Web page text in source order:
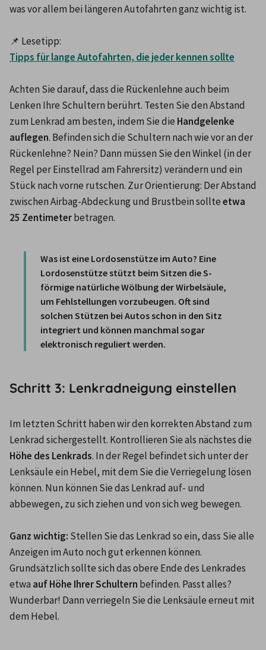
was vor allem bei längeren Autofahrten ganz wichtig ist.
📌 Lesetipp:
Tipps für lange Autofahrten, die jeder kennen sollte
Achten Sie darauf, dass die Rückenlehne auch beim
Lenken Ihre Schultern berührt. Testen Sie den Abstand
zum Lenkrad am besten, indem Sie die Handgelenke
auflegen. Befinden sich die Schultern nach wie vor an der
Rückenlehne? Nein? Dann müssen Sie den Winkel (in der
Regel per Einstellrad am Fahrersitz) verändern und ein
Stück nach vorne rutschen. Zur Orientierung: Der Abstand
zwischen Airbag-Abdeckung und Brustbein sollte etwa
25 Zentimeter
Was ist eine Lordosenstütze im Auto? Eine
Lordosenstütze stützt beim Sitzen die S-
förmige natürliche Wölbung der Wirbelsäule,
um Fehlstellungen vorzubeugen. Oft sind
solchen Stützen bei Autos schon in den Sitz
integriert und können manchmal sogar
elektronisch reguliert werden.
Schritt 3: Lenkradneigung einstellen
Im letzten Schritt haben wir den korrekten Abstand zum
Höhe des Lenkrads. In der Regel befindet sich unter der
Lenksäule ein Hebel, mit dem Sie die Verriegelung lösen
können. Nun können Sie das Lenkrad auf- und
abbewegen, zu sich ziehen und von sich weg bewegen.
Ganz wichtig: Stellen Sie das Lenkrad so ein, dass Sie alle
Anzeigen im Auto noch gut erkennen können.
Grundsätzlich sollte sich das obere Ende des Lenkrades
etwa auf Höhe Ihrer Schultern befinden. Passt alles?
Wunderbar! Dann verriegeln Sie die Lenksäule erneut mit
dem Hebel.